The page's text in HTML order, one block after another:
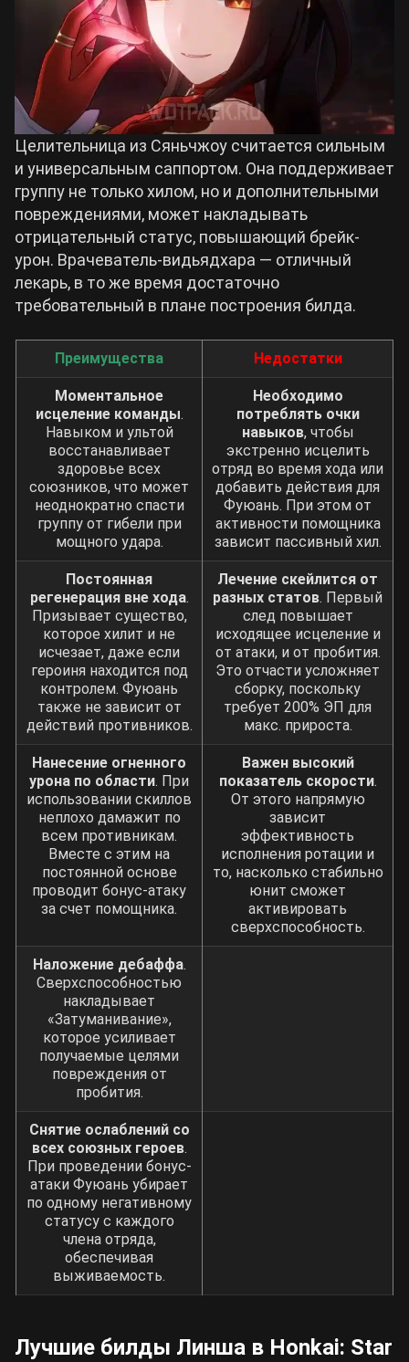
Целительница из Сяньчжоу считается сильным
и универсальным саппортом. Она поддерживает
группу не только хилом, но и дополнительными
повреждениями, может накладывать
отрицательный статус, повышающий брейк-
урон. Врачеватель-видьядхара — отличный
лекарь, в то же время достаточно
требовательный в плане построения билда.
Преимущества Недостатки
Моментальное
исцеление команды.
Навыком и ультой
восстанавливает
здоровье всех
союзников, что может
неоднократно спасти
группу от гибели при
мощного удара.
Необходимо
потреблять очки
навыков, чтобы
экстренно исцелить
отряд во время хода или
добавить действия для
Фуюань. При этом от
активности помощника
зависит пассивный хил.
Постоянная
регенерация вне хода.
Призывает существо,
которое хилит и не
исчезает, даже если
героиня находится под
контролем. Фуюань
также не зависит от
действий противников.
Лечение скейлится от
разных статов. Первый
след повышает
исходящее исцеление и
от атаки, и от пробития.
Это отчасти усложняет
сборку, поскольку
требует 200% ЭП для
макс. прироста.
Нанесение огненного
урона по области. При
использовании скиллов
неплохо дамажит по
всем противникам.
Вместе с этим на
постоянной основе
проводит бонус-атаку
за счет помощника.
Важен высокий
показатель скорости.
От этого напрямую
зависит
эффективность
исполнения ротации и
то, насколько стабильно
юнит сможет
активировать
сверхспособность.
Наложение дебаффа.
Сверхспособностью
накладывает
«Затуманивание»,
которое усиливает
получаемые целями
повреждения от
пробития.
Снятие ослаблений со
всех союзных героев.
При проведении бонус-
атаки Фуюань убирает
по одному негативному
статусу с каждого
члена отряда,
обеспечивая
выживаемость.
Лучшие билды Линша в Honkai: Star